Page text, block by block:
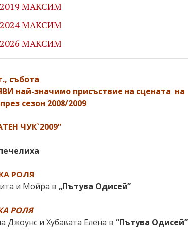
2019 МАКСИМ
2024 МАКСИМ
2026 МАКСИМ
събота
най-значимо присъствие на сцената на
сезон 2008/2009
ЧУК`2009”
РОЛЯ
и Мойра в „Пътува Одисей”
РОЛЯ
Джоунс и Хубавата Елена в “Пътува Одисей”